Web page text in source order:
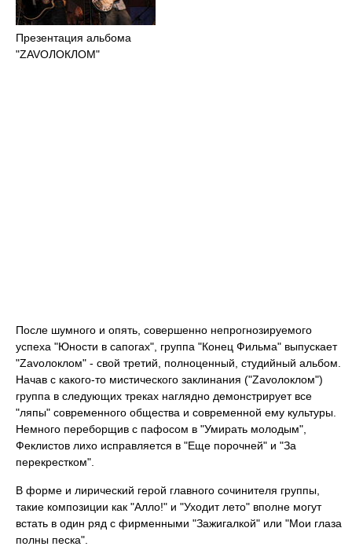
Презентация альбома
"ZAVOЛОКЛОМ"
После шумного и опять, совершенно непрогнозируемого
успеха "Юности в сапогах", группа "Конец Фильма" выпускает
"Zavолоклом" - свой третий, полноценный, студийный альбом.
Начав с какого-то мистического заклинания ("Zavолоклом")
группа в следующих треках наглядно демонстрирует все
"ляпы" современного общества и современной ему культуры.
Немного переборщив с пафосом в "Умирать молодым",
Феклистов лихо исправляется в "Еще порочней" и "За
перекрестком".
В форме и лирический герой главного сочинителя группы,
такие композиции как "Алло!" и "Уходит лето" вполне могут
встать в один ряд с фирменными "Зажигалкой" или "Мои глаза
полны песка".